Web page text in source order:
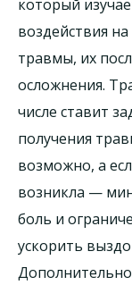
который
воздействия
травмы, их
осложнения.
числе ставит
получения
возможно, а
возникла —
боль и
ускорить